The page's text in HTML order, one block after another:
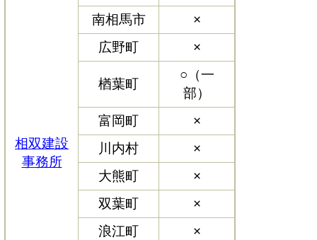
相双建設
事務所
南相馬市
×
広野町
×
楢葉町
○（一
部）
富岡町
×
川内村
×
大熊町
×
双葉町
×
浪江町
×